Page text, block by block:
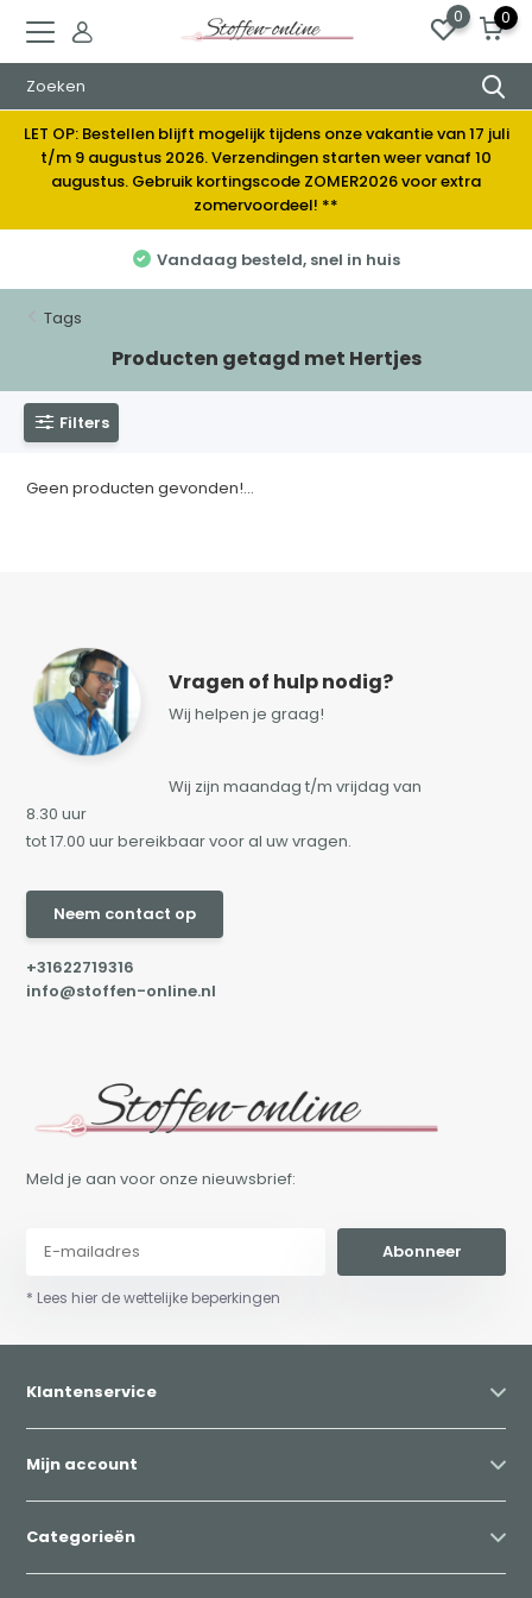
0 0
LET OP: Bestellen blijft mogelijk tijdens onze vakantie van 17 juli
t/m 9 augustus 2026. Verzendingen starten weer vanaf 10
augustus. Gebruik kortingscode ZOMER2026 voor extra
zomervoordeel! **
Vandaag besteld, snel in huis
Tags
Producten getagd met Hertjes
Filters
Geen producten gevonden!...
Vragen of hulp nodig?
Wij helpen je graag!
Wij zijn maandag t/m vrijdag van
8.30 uur
tot 17.00 uur bereikbaar voor al uw vragen.
Neem contact op
+31622719316
info@stoffen-online.nl
Meld je aan voor onze nieuwsbrief:
Abonneer
* Lees hier de wettelijke beperkingen
Klantenservice
Mijn account
Categorieën